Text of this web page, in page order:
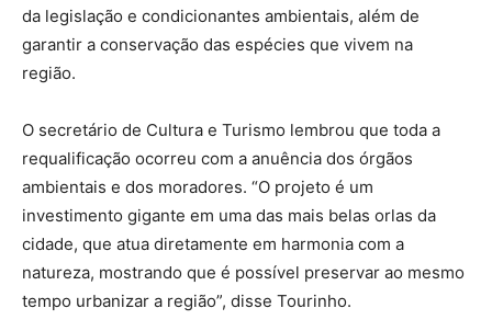
da legislação e condicionantes ambientais, além de
garantir a conservação das espécies que vivem na
região.
O secretário de Cultura e Turismo lembrou que toda a
requalificação ocorreu com a anuência dos órgãos
ambientais e dos moradores. “O projeto é um
investimento gigante em uma das mais belas orlas da
cidade, que atua diretamente em harmonia com a
natureza, mostrando que é possível preservar ao mesmo
tempo urbanizar a região”, disse Tourinho.